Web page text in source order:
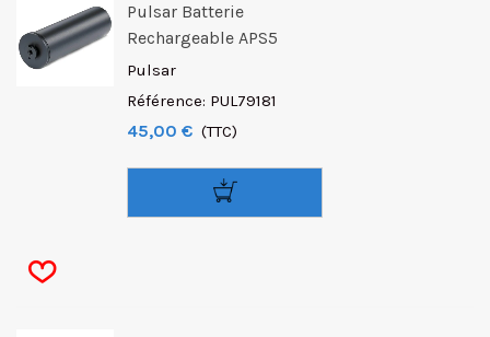
Pulsar Batterie
Rechargeable APS5
Pulsar
Référence: PUL79181
45,00 € (TTC)